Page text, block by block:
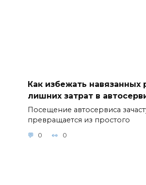
Как избежать навязанных
лишних затрат в
Посещение автосервиса
превращается из простого
0 0